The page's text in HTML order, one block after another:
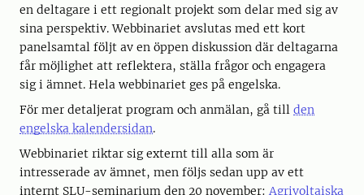
en deltagare i ett regionalt projekt som delar med sig av
sina perspektiv. Webbinariet avslutas med ett kort
panelsamtal följt av en öppen diskussion där deltagarna
får möjlighet att reflektera, ställa frågor och engagera
sig i ämnet. Hela webbinariet ges på engelska.
För mer detaljerat program och anmälan, gå till den
engelska kalendersidan.
Webbinariet riktar sig externt till alla som är
intresserade av ämnet, men följs sedan upp av ett
internt SLU-seminarium den 20 november: Agrivoltaiska